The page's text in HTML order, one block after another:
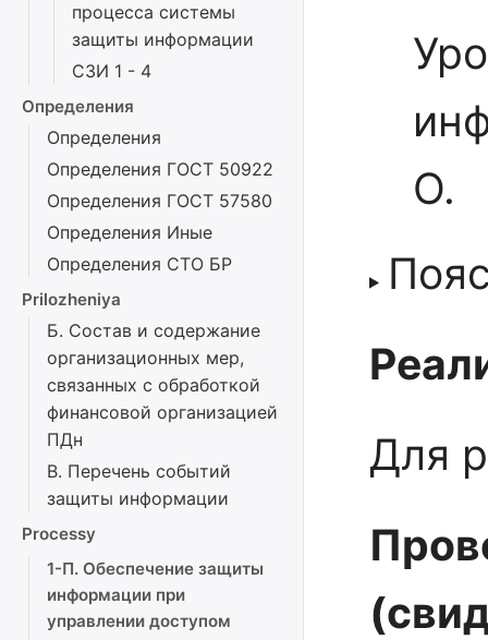
процесса системы
защиты информации
СЗИ 1 - 4
Определения
Определения
Определения ГОСТ 50922
Определения ГОСТ 57580
Определения Иные
Определения СТО БР
Prilozheniya
Б. Состав и содержание
организационных мер,
связанных с обработкой
финансовой организацией
ПДн
В. Перечень событий
защиты информации
Processy
1-П. Обеспечение защиты
информации при
управлении доступом
О.
Для